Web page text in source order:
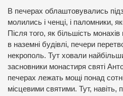
В печерах облаштовувались
молились і ченці, і паломники,
Після того, як більшість
в наземні будівлі, печери
некрополь. Тут ховали
засновники монастиря святі
печерах лежать мощі понад
місцевими святими. Тут, навіть,